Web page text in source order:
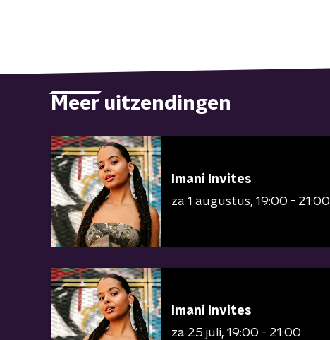
Meer uitzendingen
Imani Invites
za 1 augustus 19:00 - 21:00
Imani Invites
za 25 juli 19:00 - 21:00